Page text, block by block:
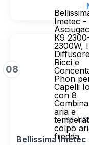
08
Imetec -
K9
2300W,
Ricci e
Phon
Capelli
con 8
aria e
colpo
fredda
Bellissima